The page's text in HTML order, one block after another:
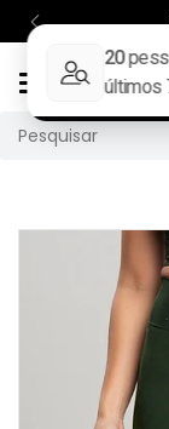
Mudar